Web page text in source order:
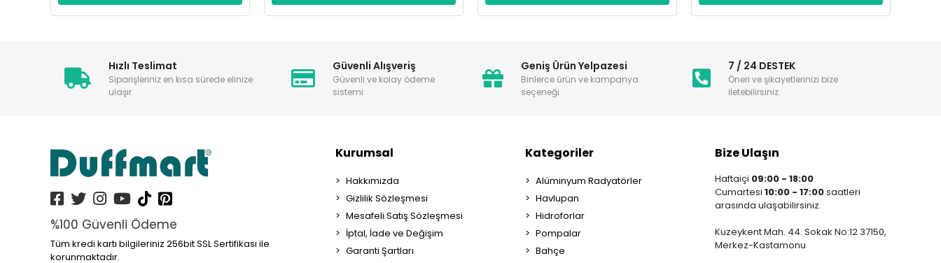
Hızlı Teslimat
Siparişleriniz en kısa sürede elinize
ulaşır.
Güvenli Alışveriş
Güvenli ve kolay ödeme
sistemi
Geniş Ürün Yelpazesi
Binlerce ürün ve kampanya
seçeneği
7 / 24 DESTEK
Öneri ve şikayetlerinizi bize
iletebilirsiniz.
%100 Güvenli Ödeme
Tüm kredi kartı bilgileriniz 256bit SSL Sertifikası ile
korunmaktadır.
Kurumsal
Hakkımızda
Gizlilik Sözleşmesi
Mesafeli Satış Sözleşmesi
İptal, İade ve Değişim
Garanti Şartları
Kategoriler
Alüminyum Radyatörler
Havlupan
Hidroforlar
Pompalar
Bahçe
Bize Ulaşın
Haftaiçi 09:00 - 18:00
Cumartesi 10:00 - 17:00saatleri
arasında ulaşabilirsiniz.
Kuzeykent Mah. 44. Sokak No:12 37150,
Merkez-Kastamonu